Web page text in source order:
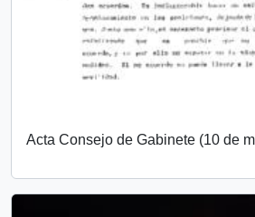
Acta Consejo de Gabinete (10 de